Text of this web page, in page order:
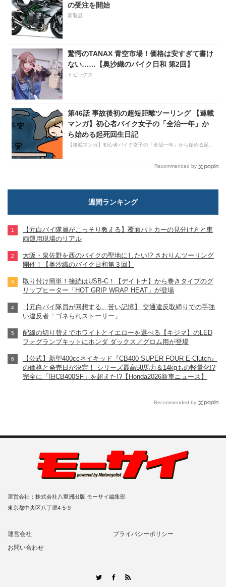
の受注を開始
新製品
驚愕のTANAX 青空市場！価格は安すぎて書け
ない……【奥沙織のバイク日和 第2回】
トピックス
第46話 事故後初の超短距離ツーリング 【連載
マンガ】初心者バイク女子の「全治一年」か
ら始める起死回生日記
Recommended by
週間ランキング
【元白バイ隊員がこっそり教える】覆面パトカーの見分け方と車
両運用現場のリアル
大阪・泉佐野を西のバイクの聖地にしたい!? さおりんツーリング
開催！【奥沙織のバイク日和第３回】
取り付け簡単！接続はUSB-C！【デイトナ】から巻きタイプのグ
リップヒーター「HOT GRIP WRAP HEAT」が登場
【元白バイ隊員が回想する、苦い記憶】 交通違反取締りでの手強
い違反者「ゴネられストーリー」
配線の切り替えでホワイトとイエローを選べる【キジマ】のLED
フォグランプキットにホンダ ダックス／グロム用が登場
【公式】新型400ccネイキッド『CB400 SUPER FOUR E-Clutch』
の価格と発売日が決定！ シリーズ最高58馬力＆14kgもの軽量化!?
完全に「旧CB400SF」を超えた!?【Honda2026新車ニュース】
Recommended by
運営会社：株式会社八重洲出版 モーサイ編集部
東京都中央区八丁堀4-5-9
運営会社
プライバシーポリシー
お問い合わせ
TwitterFacebook